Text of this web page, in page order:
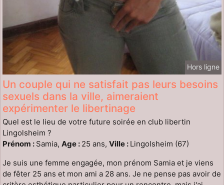
Hors ligne
Un couple qui ne satisfait pas leurs besoins
sexuels dans la ville, aimeraient
expérimenter le libertinage
Quel est le lieu de votre future soirée en club libertin
Lingolsheim ?
Prénom : Samia, Age : 25 ans, Ville : Lingolsheim (67)
Je suis une femme engagée, mon prénom Samia et je viens
de fêter 25 ans et mon ami a 28 ans. Je ne pense pas avoir de